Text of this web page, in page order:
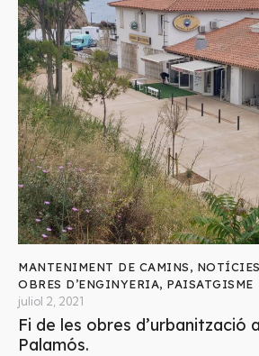
MANTENIMENT DE CAMINS, NOTÍCIES
OBRES D’ENGINYERIA, PAISATGISME
juliol 2, 2021
Fi de les obres d’urbanització
Palamós.